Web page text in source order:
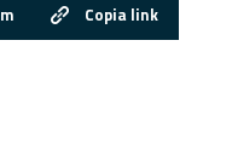
Copia link